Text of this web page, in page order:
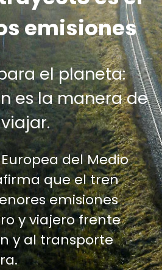
emisiones
el planeta:
es la manera de
viajar.
del Medio
que el tren
emisiones
y viajero frente
y al transporte